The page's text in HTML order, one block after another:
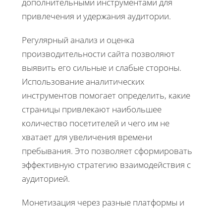
привлечения и удержания аудитории.
Регулярный анализ и оценка
производительности сайта позволяют
выявить его сильные и слабые стороны.
Использование аналитических
инструментов помогает определить, какие
страницы привлекают наибольшее
количество посетителей и чего им не
хватает для увеличения времени
пребывания. Это позволяет сформировать
эффективную стратегию взаимодействия с
аудиторией.
Монетизация через разные платформы и